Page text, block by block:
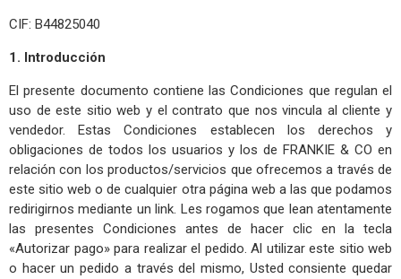
CIF: B44825040
1. Introducción
El presente documento contiene las Condiciones que regulan el
uso de este sitio web y el contrato que nos vincula al cliente y
vendedor. Estas Condiciones establecen los derechos y
obligaciones de todos los usuarios y los de FRANKIE & CO en
relación con los productos/servicios que ofrecemos a través de
este sitio web o de cualquier otra página web a las que podamos
redirigirnos mediante un link. Les rogamos que lean atentamente
las presentes Condiciones antes de hacer clic en la tecla
«Autorizar pago» para realizar el pedido. Al utilizar este sitio web
o hacer un pedido a través del mismo, Usted consiente quedar